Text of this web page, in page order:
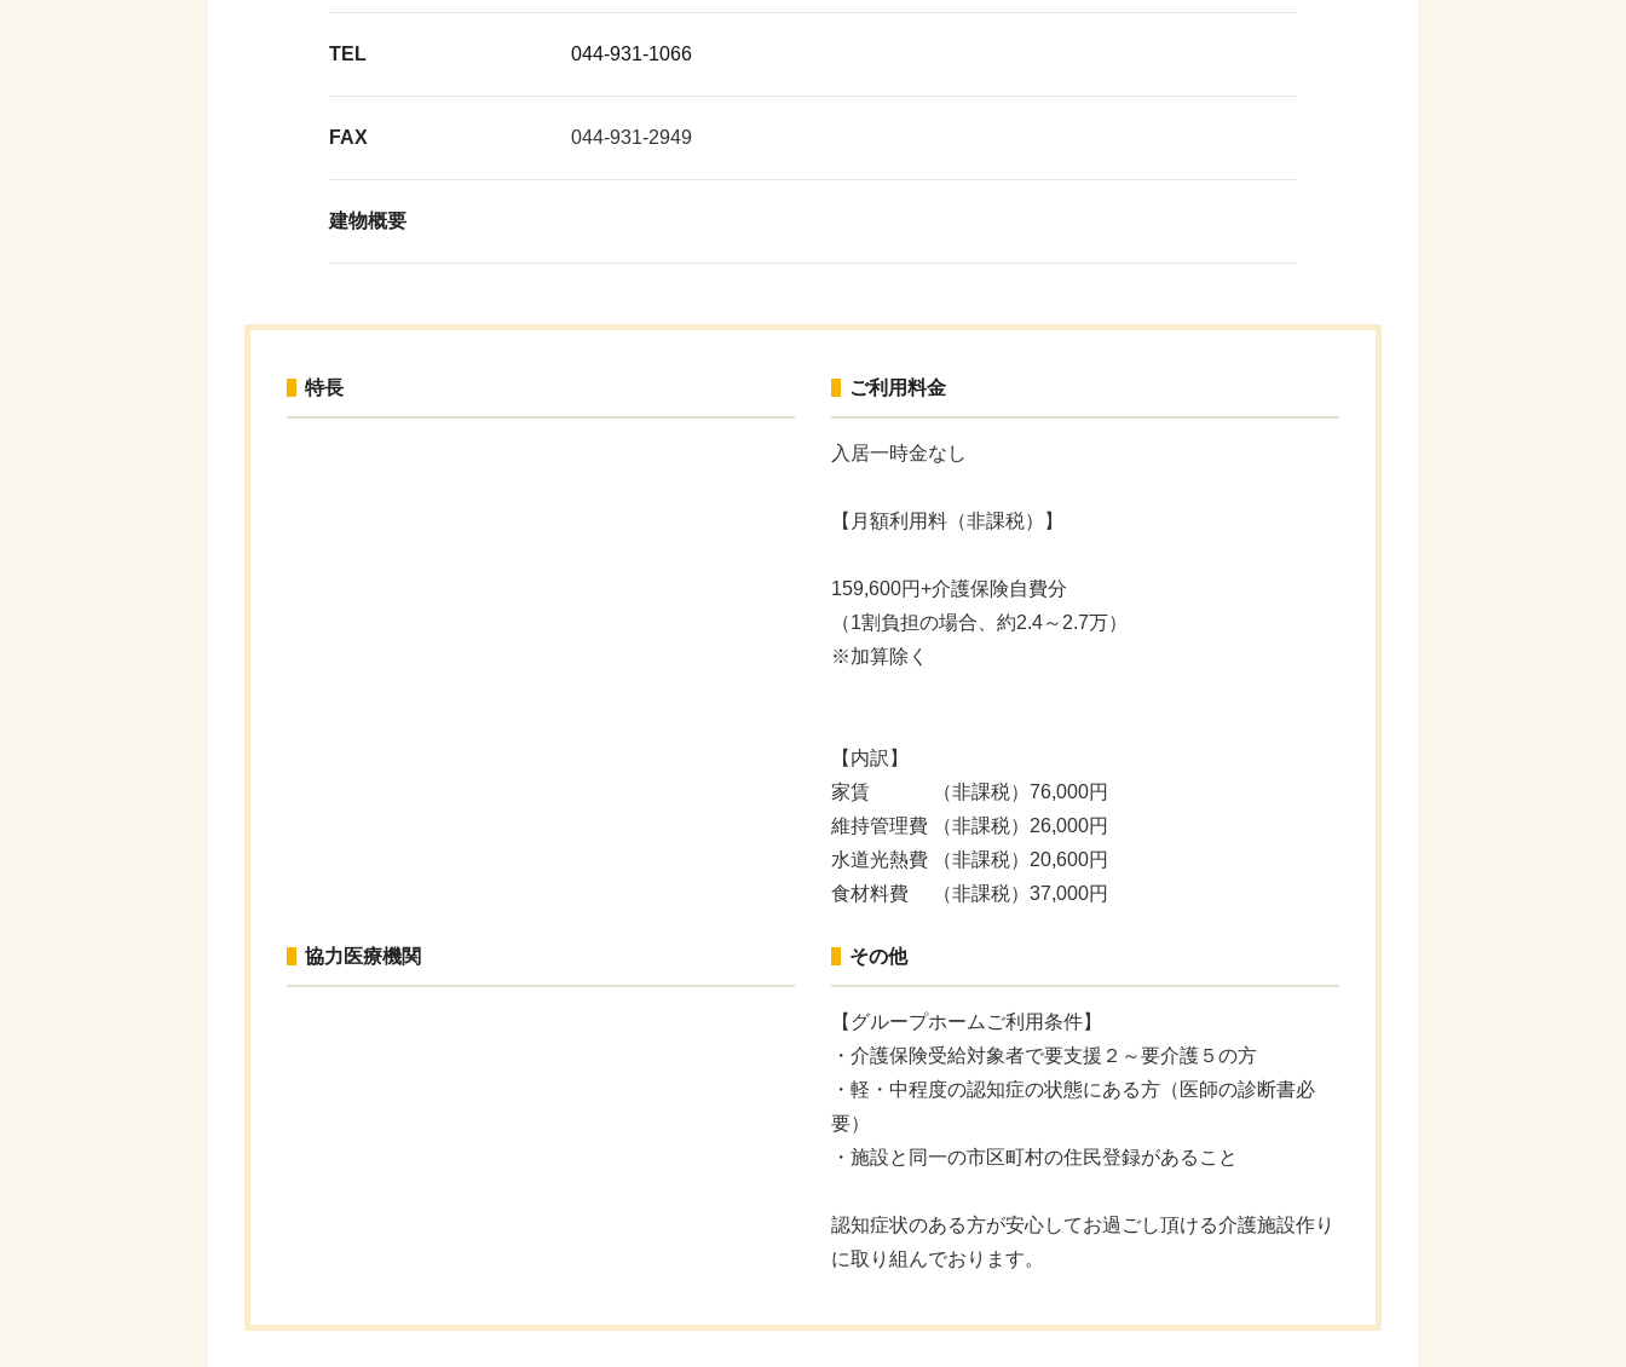
TEL 044-931-1066
FAX 044-931-2949
建物概要
特長 ご利用料金
入居一時金なし
【月額利用料（非課税）】
159,600円+介護保険自費分
（1割負担の場合、約2.4～2.7万）
※加算除く
【内訳】
家賃 （非課税）76,000円
維持管理費 （非課税）26,000円
水道光熱費 （非課税）20,600円
食材料費 （非課税）37,000円
協力医療機関 その他
【グループホームご利用条件】
・介護保険受給対象者で要支援２～要介護５の方
・軽・中程度の認知症の状態にある方（医師の診断書必
要）
・施設と同一の市区町村の住民登録があること
認知症状のある方が安心してお過ごし頂ける介護施設作り
に取り組んでおります。